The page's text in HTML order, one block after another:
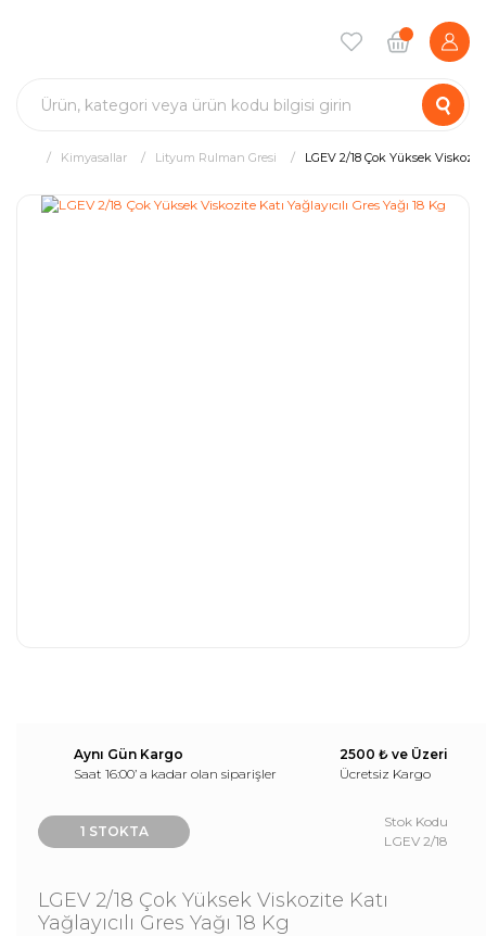
Kimyasallar Lityum Rulman Gresi LGEV 2/18 Çok Yüksek Viskozite
Aynı Gün Kargo
Saat 16:00’ a kadar olan siparişler
2500 ₺ ve Üzeri
Ücretsiz Kargo
1 STOKTA
Stok Kodu
LGEV 2/18
LGEV 2/18 Çok Yüksek Viskozite Katı
Yağlayıcılı Gres Yağı 18 Kg